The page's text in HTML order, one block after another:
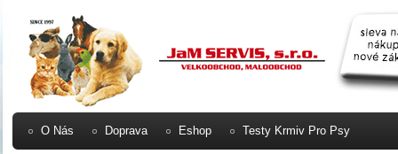
O Nás Doprava Eshop Testy Krmiv Pro Psy